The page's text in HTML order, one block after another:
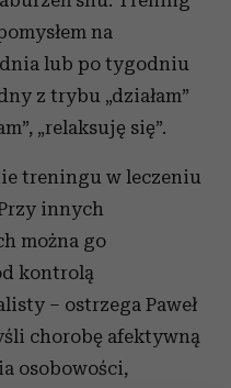
na
lub po tygodniu
z trybu „działam”
„relaksuję się”.
treningu w leczeniu
innych
można go
kontrolą
– ostrzega Paweł
chorobę afektywną
osobowości,